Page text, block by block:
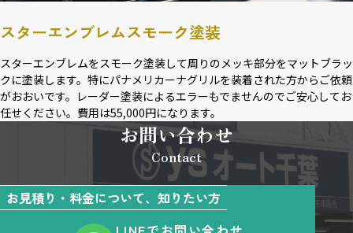
スターエンブレムスモーク塗装
スターエンブレムをスモーク塗装して周りのメッキ部分をマットブラッ
クに塗装します。特にパナメリカーナグリルを装着された方からご依頼
がおおいです。レーダー塗装によるエラーもでませんのでご安心してお
任せください。費用は55,000円になります。
お問い合わせ
Contact
お見積り・料金について、知りたい方